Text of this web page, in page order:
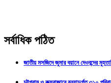
সর্বাধিক পঠিত
জাতীয় মসজিদে জুমার বয়ানে দেওবন্দের